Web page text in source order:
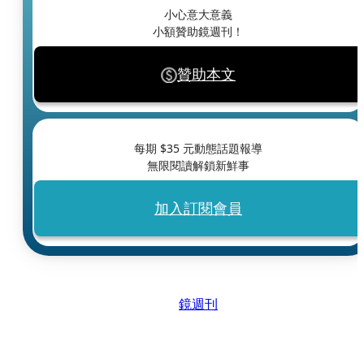
小心意大意義
小額贊助鏡週刊！
贊助本文
每期 $35 元動態話題報導
無限閱讀解鎖新鮮事
加入訂閱會員
鏡週刊